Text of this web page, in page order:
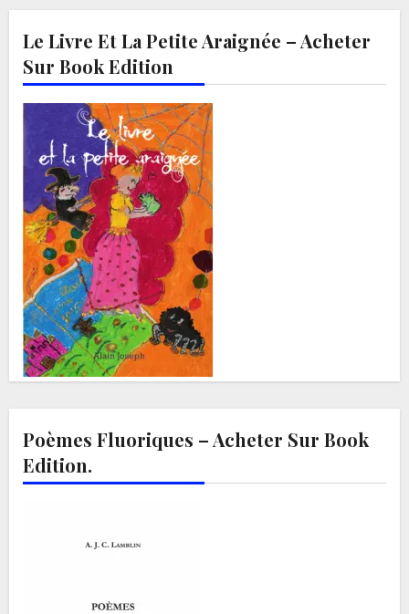
Le Livre Et La Petite Araignée – Acheter
Sur Book Edition
Poèmes Fluoriques – Acheter Sur Book
Edition.